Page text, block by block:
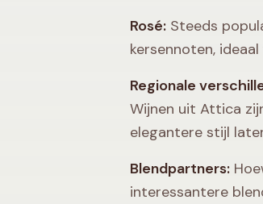
Rosé: Steeds
kersennoten,
Regionale
Wijnen uit Attica
elegantere stijl
Blendpartners:
interessantere